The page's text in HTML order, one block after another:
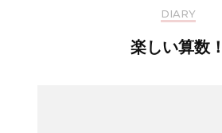
DIARY
楽しい算数！